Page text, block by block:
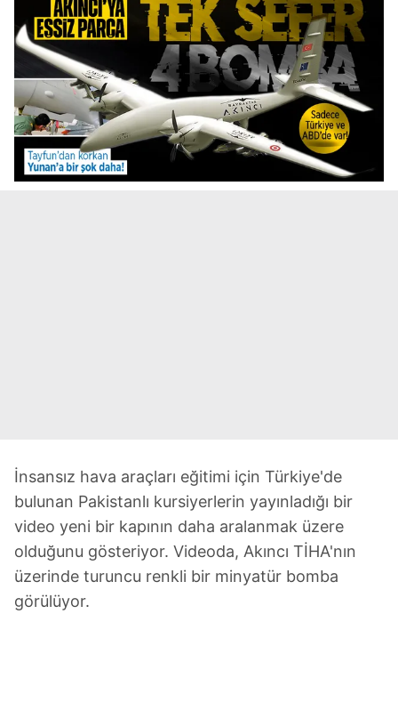
İnsansız hava araçları eğitimi için Türkiye'de
bulunan Pakistanlı kursiyerlerin yayınladığı bir
video yeni bir kapının daha aralanmak üzere
olduğunu gösteriyor. Videoda, Akıncı TİHA'nın
üzerinde turuncu renkli bir minyatür bomba
görülüyor.